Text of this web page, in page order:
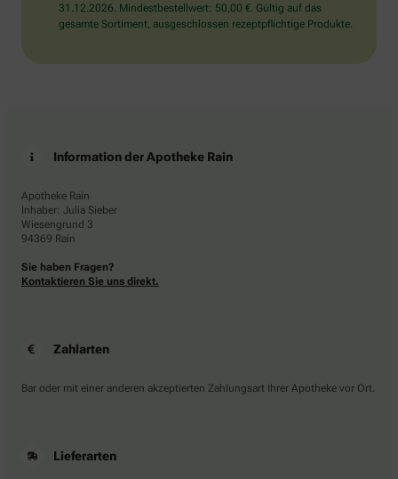
31.12.2026. Mindestbestellwert: 50,00 €. Gültig auf das
gesamte Sortiment, ausgeschlossen rezeptpflichtige Produkte.
Information der Apotheke Rain
Apotheke Rain
Inhaber: Julia Sieber
Wiesengrund 3
94369 Rain
Sie haben Fragen?
Kontaktieren Sie uns direkt.
Zahlarten
Bar oder mit einer anderen akzeptierten Zahlungsart Ihrer Apotheke vor Ort.
Lieferarten